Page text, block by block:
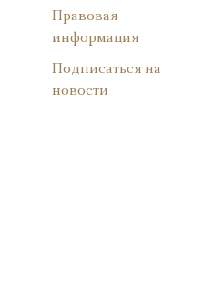
Правовая
информация
Подписаться на
новости